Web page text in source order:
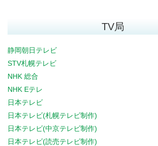
TV局
静岡朝日テレビ
STV札幌テレビ
NHK 総合
NHK Eテレ
日本テレビ
日本テレビ(札幌テレビ制作)
日本テレビ(中京テレビ制作)
日本テレビ(読売テレビ制作)